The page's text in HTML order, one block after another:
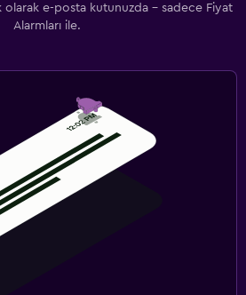
olarak e-posta kutunuzda - sadece Fiyat
Alarmları ile.